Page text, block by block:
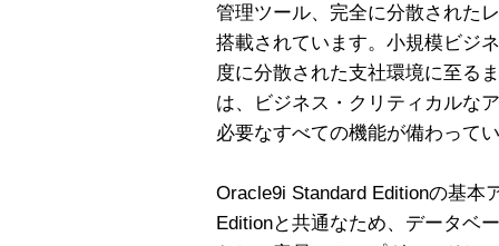
管理ツール、完全に分散された
搭載されています。小規模ビジ
度に分散された支社環境に至る
は、ビジネス・クリティカルな
必要なすべての機能が備わって
Oracle9i Standard Editionの基本
Editionと共通なため、データベ